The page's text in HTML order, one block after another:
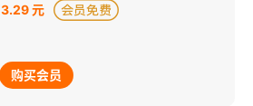
3.29 元
购买会员